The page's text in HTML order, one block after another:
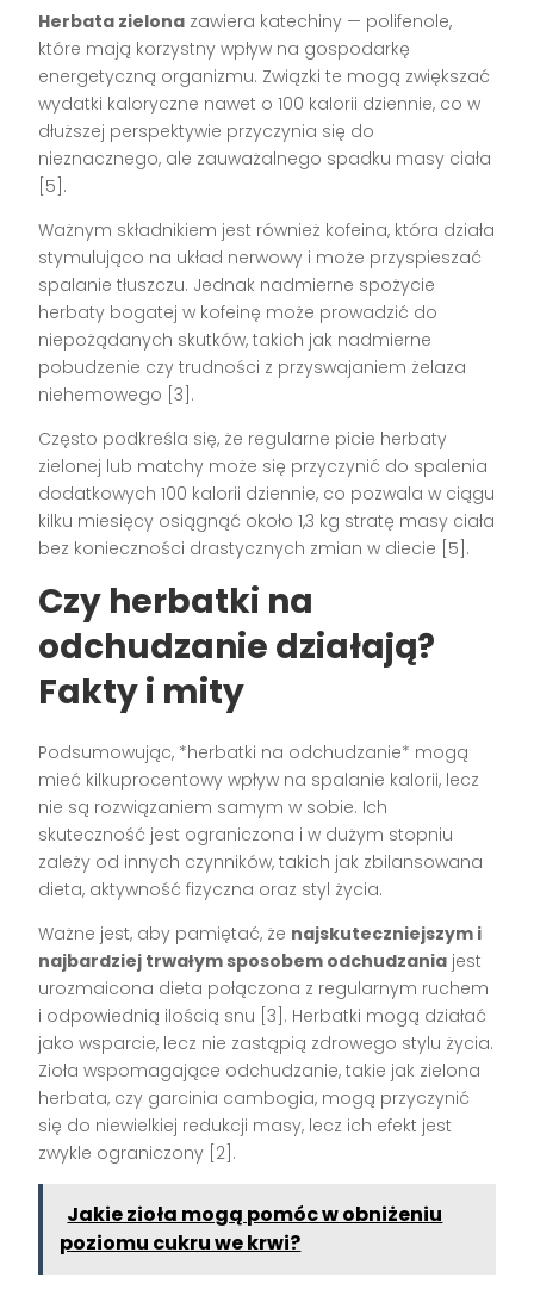
Herbata zielona zawiera katechiny — polifenole,
które mają korzystny wpływ na gospodarkę
energetyczną organizmu. Związki te mogą zwiększać
wydatki kaloryczne nawet o 100 kalorii dziennie, co w
dłuższej perspektywie przyczynia się do
nieznacznego, ale zauważalnego spadku masy ciała
[5].
Ważnym składnikiem jest również kofeina, która działa
stymulująco na układ nerwowy i może przyspieszać
spalanie tłuszczu. Jednak nadmierne spożycie
herbaty bogatej w kofeinę może prowadzić do
niepożądanych skutków, takich jak nadmierne
pobudzenie czy trudności z przyswajaniem żelaza
niehemowego [3].
Często podkreśla się, że regularne picie herbaty
zielonej lub matchy może się przyczynić do spalenia
dodatkowych 100 kalorii dziennie, co pozwala w ciągu
kilku miesięcy osiągnąć około 1,3 kg stratę masy ciała
bez konieczności drastycznych zmian w diecie [5].
Czy herbatki na
odchudzanie działają?
Fakty i mity
Podsumowując, *herbatki na odchudzanie* mogą
mieć kilkuprocentowy wpływ na spalanie kalorii, lecz
nie są rozwiązaniem samym w sobie. Ich
skuteczność jest ograniczona i w dużym stopniu
zależy od innych czynników, takich jak zbilansowana
dieta, aktywność fizyczna oraz styl życia.
Ważne jest, aby pamiętać, że najskuteczniejszym i
najbardziej trwałym sposobem odchudzania jest
urozmaicona dieta połączona z regularnym ruchem
i odpowiednią ilością snu [3]. Herbatki mogą działać
jako wsparcie, lecz nie zastąpią zdrowego stylu życia.
Zioła wspomagające odchudzanie, takie jak zielona
herbata, czy garcinia cambogia, mogą przyczynić
się do niewielkiej redukcji masy, lecz ich efekt jest
zwykle ograniczony [2].
Jakie zioła mogą pomóc w obniżeniu
poziomu cukru we krwi?